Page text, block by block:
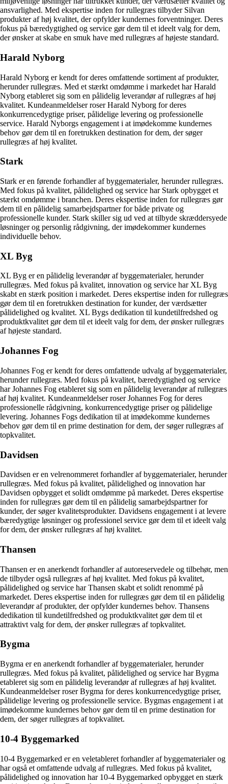
ansvarlighed. Med ekspertise inden for rullegræs tilbyder Silvan
produkter af høj kvalitet, der opfylder kundernes forventninger. Deres
fokus på bæredygtighed og service gør dem til et ideelt valg for dem,
der ønsker at skabe en smuk have med rullegræs af højeste standard.
Harald Nyborg
Harald Nyborg er kendt for deres omfattende sortiment af produkter,
herunder rullegræs. Med et stærkt omdømme i markedet har Harald
Nyborg etableret sig som en pålidelig leverandør af rullegræs af høj
kvalitet. Kundeanmeldelser roser Harald Nyborg for deres
konkurrencedygtige priser, pålidelige levering og professionelle
service. Harald Nyborgs engagement i at imødekomme kundernes
behov gør dem til en foretrukken destination for dem, der søger
rullegræs af høj kvalitet.
Stark
Stark er en førende forhandler af byggematerialer, herunder rullegræs.
Med fokus på kvalitet, pålidelighed og service har Stark opbygget et
stærkt omdømme i branchen. Deres ekspertise inden for rullegræs gør
dem til en pålidelig samarbejdspartner for både private og
professionelle kunder. Stark skiller sig ud ved at tilbyde skræddersyede
løsninger og personlig rådgivning, der imødekommer kundernes
individuelle behov.
XL Byg
XL Byg er en pålidelig leverandør af byggematerialer, herunder
rullegræs. Med fokus på kvalitet, innovation og service har XL Byg
skabt en stærk position i markedet. Deres ekspertise inden for rullegræs
gør dem til en foretrukken destination for kunder, der værdsætter
pålidelighed og kvalitet. XL Bygs dedikation til kundetilfredshed og
produktkvalitet gør dem til et ideelt valg for dem, der ønsker rullegræs
af højeste standard.
Johannes Fog
Johannes Fog er kendt for deres omfattende udvalg af byggematerialer,
herunder rullegræs. Med fokus på kvalitet, bæredygtighed og service
har Johannes Fog etableret sig som en pålidelig leverandør af rullegræs
af høj kvalitet. Kundeanmeldelser roser Johannes Fog for deres
professionelle rådgivning, konkurrencedygtige priser og pålidelige
levering. Johannes Fogs dedikation til at imødekomme kundernes
behov gør dem til en prime destination for dem, der søger rullegræs af
topkvalitet.
Davidsen
Davidsen er en velrenommeret forhandler af byggematerialer, herunder
rullegræs. Med fokus på kvalitet, pålidelighed og innovation har
Davidsen opbygget et solidt omdømme på markedet. Deres ekspertise
inden for rullegræs gør dem til en pålidelig samarbejdspartner for
kunder, der søger kvalitetsprodukter. Davidsens engagement i at levere
bæredygtige løsninger og professionel service gør dem til et ideelt valg
for dem, der ønsker rullegræs af høj kvalitet.
Thansen
Thansen er en anerkendt forhandler af autoreservedele og tilbehør, men
de tilbyder også rullegræs af høj kvalitet. Med fokus på kvalitet,
pålidelighed og service har Thansen skabt et solidt renommé på
markedet. Deres ekspertise inden for rullegræs gør dem til en pålidelig
leverandør af produkter, der opfylder kundernes behov. Thansens
dedikation til kundetilfredshed og produktkvalitet gør dem til et
attraktivt valg for dem, der ønsker rullegræs af topkvalitet.
Bygma
Bygma er en anerkendt forhandler af byggematerialer, herunder
rullegræs. Med fokus på kvalitet, pålidelighed og service har Bygma
etableret sig som en pålidelig leverandør af rullegræs af høj kvalitet.
Kundeanmeldelser roser Bygma for deres konkurrencedygtige priser,
pålidelige levering og professionelle service. Bygmas engagement i at
imødekomme kundernes behov gør dem til en prime destination for
dem, der søger rullegræs af topkvalitet.
10-4 Byggemarked
10-4 Byggemarked er en veletableret forhandler af byggematerialer og
har også et omfattende udvalg af rullegræs. Med fokus på kvalitet,
pålidelighed og innovation har 10-4 Byggemarked opbygget en stærk